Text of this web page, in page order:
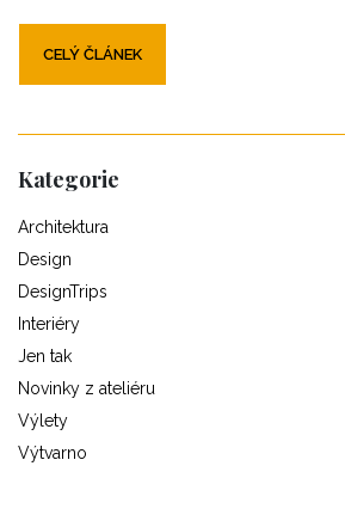
CELÝ ČLÁNEK
Kategorie
Architektura
Design
DesignTrips
Interiéry
Jen tak
Novinky z ateliéru
Výlety
Výtvarno